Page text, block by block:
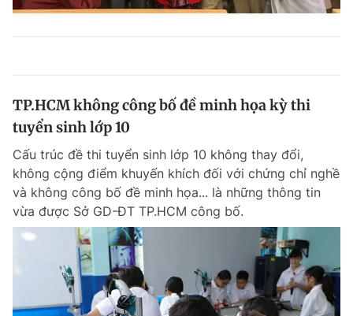
TP.HCM không công bố đề minh họa kỳ thi
tuyển sinh lớp 10
Cấu trúc đề thi tuyển sinh lớp 10 không thay đổi,
không cộng điểm khuyến khích đối với chứng chỉ nghề
và không công bố đề minh họa... là những thông tin
vừa được Sở GD-ĐT TP.HCM công bố.